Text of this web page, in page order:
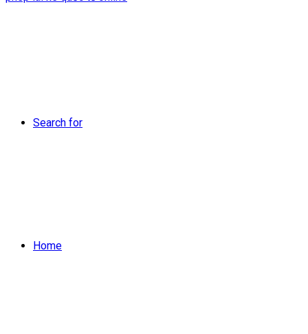
Search for
Home